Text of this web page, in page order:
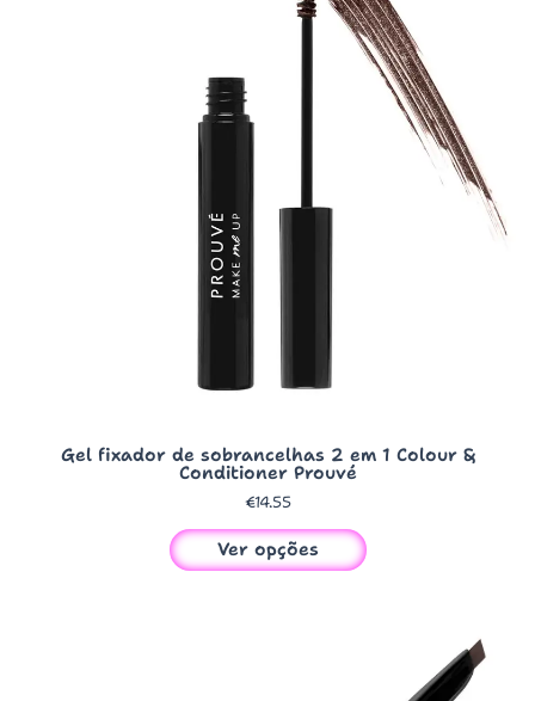
Gel fixador de sobrancelhas 2 em 1 Colour &
Conditioner Prouvé
€14.55
Ver opções